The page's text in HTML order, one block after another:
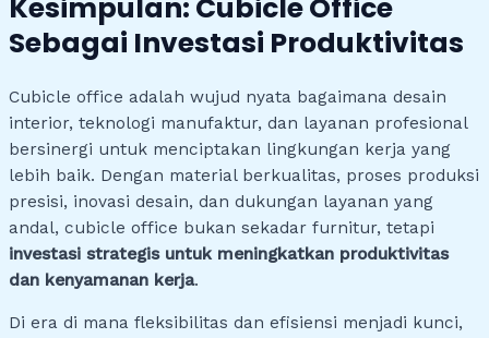
Kesimpulan: Cubicle Office
Sebagai Investasi Produktivitas
Cubicle office adalah wujud nyata bagaimana desain
interior, teknologi manufaktur, dan layanan profesional
bersinergi untuk menciptakan lingkungan kerja yang
lebih baik. Dengan material berkualitas, proses produksi
presisi, inovasi desain, dan dukungan layanan yang
andal, cubicle office bukan sekadar furnitur, tetapi
investasi strategis untuk meningkatkan produktivitas
dan kenyamanan kerja.
Di era di mana fleksibilitas dan efisiensi menjadi kunci,